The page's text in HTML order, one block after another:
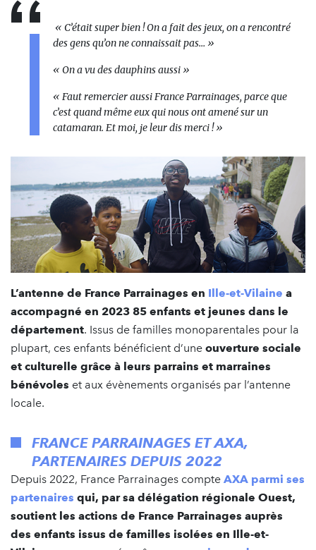
« C’était super bien ! On a fait des jeux, on a rencontré
des gens qu’on ne connaissait pas… »
« On a vu des dauphins aussi »
« Faut remercier aussi France Parrainages, parce que
c’est quand même eux qui nous ont amené sur un
catamaran. Et moi, je leur dis merci ! »
L’antenne de France Parrainages en Ille-et-Vilaine a
accompagné en 2023 85 enfants et jeunes dans le
département. Issus de familles monoparentales pour la
plupart, ces enfants bénéficient d’une ouverture sociale
et culturelle grâce à leurs parrains et marraines
bénévoles et aux évènements organisés par l’antenne
locale.
FRANCE PARRAINAGES ET AXA,
PARTENAIRES DEPUIS 2022
Depuis 2022, France Parrainages compte AXA parmi ses
partenaires qui, par sa délégation régionale Ouest,
soutient les actions de France Parrainages auprès
des enfants issus de familles isolées en Ille-et-